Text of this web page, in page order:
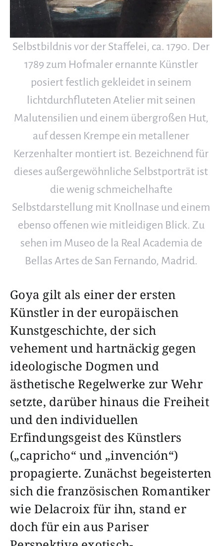
Selbstbildnis vor der Staffelei, ca. 1790. Der
1789 zum Hofmaler ernannte Künstler
posiert festlich gekleidet in seinem
lichtdurchfluteten Atelier mit seinen
Malutensilien und einem übergroßen Hut,
auf dessen Krempe ein metallener
Kerzenhalter montiert ist. Bezeichnend für
dieses außergewöhnliche Selbstporträt ist
die wenig schmeichelhafte
Selbstdarstellung mit Knollnase und einem
ebenso offenen wie mitleidigen Blick. Zu
sehen im Museo de la Real Academia de
Bellas Artes de San Fernando, Madrid.
Goya gilt als einer der ersten
Künstler in der europäischen
Kunstgeschichte, der sich
vehement und hartnäckig gegen
ideologische Dogmen und
ästhetische Regelwerke zur Wehr
setzte, darüber hinaus die Freiheit
und den individuellen
Erfindungsgeist des Künstlers
(„capricho“ und „invención“)
propagierte. Zunächst begeisterten
sich die französischen Romantiker
wie Delacroix für ihn, stand er
doch für ein aus Pariser